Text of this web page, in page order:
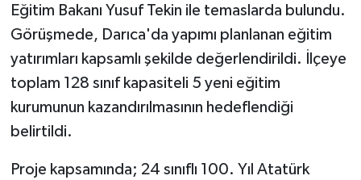
Eğitim Bakanı Yusuf Tekin ile temaslarda bulundu.
Görüşmede, Darıca'da yapımı planlanan eğitim
yatırımları kapsamlı şekilde değerlendirildi. İlçeye
toplam 128 sınıf kapasiteli 5 yeni eğitim
kurumunun kazandırılmasının hedeflendiği
belirtildi.
Proje kapsamında; 24 sınıflı 100. Yıl Atatürk